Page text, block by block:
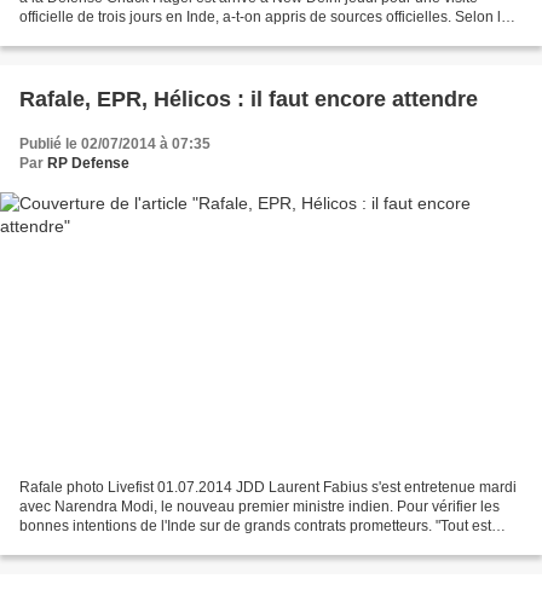
officielle de trois jours en Inde, a-t-on appris de sources officielles. Selon les
Rafale, EPR, Hélicos : il faut encore attendre
Publié le 02/07/2014 à 07:35
Par RP Defense
Rafale photo Livefist 01.07.2014 JDD Laurent Fabius s'est entretenue mardi
avec Narendra Modi, le nouveau premier ministre indien. Pour vérifier les
bonnes intentions de l'Inde sur de grands contrats prometteurs. "Tout est